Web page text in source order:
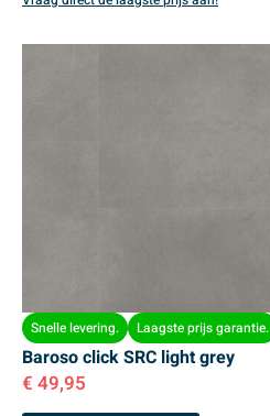
Snelle levering. Laagste prijs garantie.
Baroso click SRC light grey
€ 49,95